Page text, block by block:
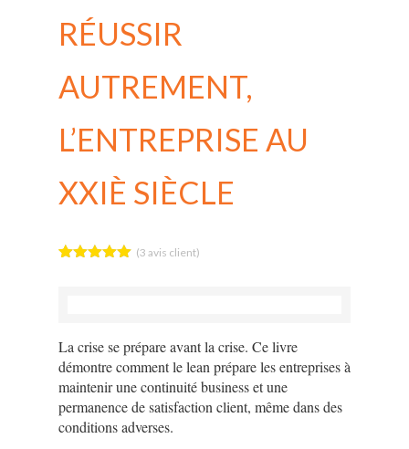
RÉUSSIR
AUTREMENT,
L’ENTREPRISE AU
XXIÈ SIÈCLE
(3 avis client)
La crise se prépare avant la crise. Ce livre
démontre comment le lean prépare les entreprises à
maintenir une continuité business et une
permanence de satisfaction client, même dans des
conditions adverses.